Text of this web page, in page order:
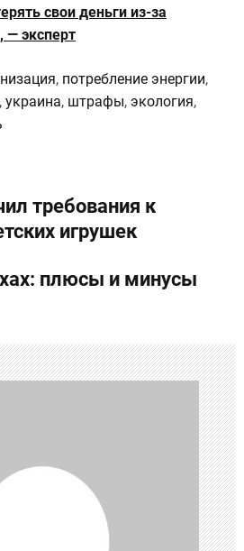
свои деньги из-за
— эксперт
, потребление энергии,
, украина, штрафы, экология,
требования к
игрушек
плюсы и минусы